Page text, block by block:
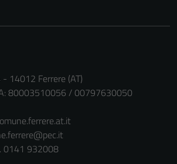
14012 Ferrere (AT)
80003510056 / 00797630050
0141 932008